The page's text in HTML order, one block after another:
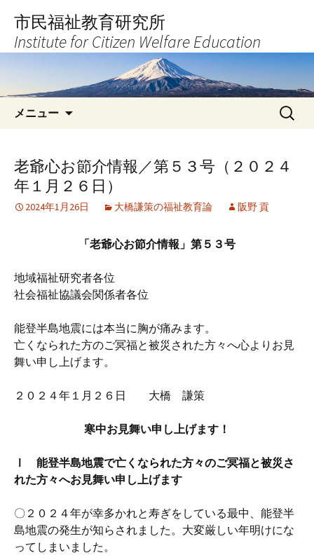
へ
キ
市民福祉教育研究所
Institute for Citizen Welfare Education
メニュー
検
索:
老爺心お節介情報／第５３号（２０２４
年１月２６日）
2024年1月26日 大橋謙策の福祉教育論 阪野 貢
「老爺心お節介情報」第５３号
地域福祉研究者各位
社会福祉協議会関係者各位
能登半島地震には本当に胸が痛みます。
亡くなられた方のご冥福と被災された方々へ心よりお見
舞い申し上げます。
２０２４年１月２６日 大橋 謙策
寒中お見舞い申し上げます！
Ⅰ 能登半島地震で亡くなられた方々のご冥福と被災さ
れた方々へお見舞い申し上げます
〇２０２４年が幸多かれと寿ぎをしている最中、能登半
島地震の発生が知らされました。大変厳しい年明けにな
ってしまいました。